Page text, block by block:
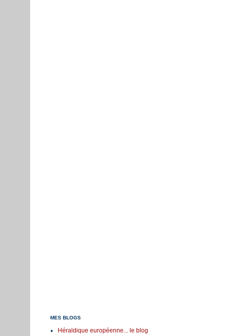
MES BLOGS
Héraldique européenne... le blog